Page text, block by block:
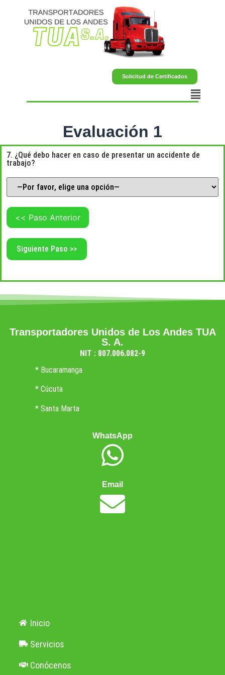
Solicitud de Certificados
Evaluación 1
7. ¿Qué debo hacer en caso de presentar un accidente de
trabajo?
Transportadores Unidos de Los Andes TUA
S. A.
NIT : 807.006.082-9
* Bucaramanga
* Cúcuta
* Santa Marta
WhatsApp
Email
Inicio
Servicios
Conócenos